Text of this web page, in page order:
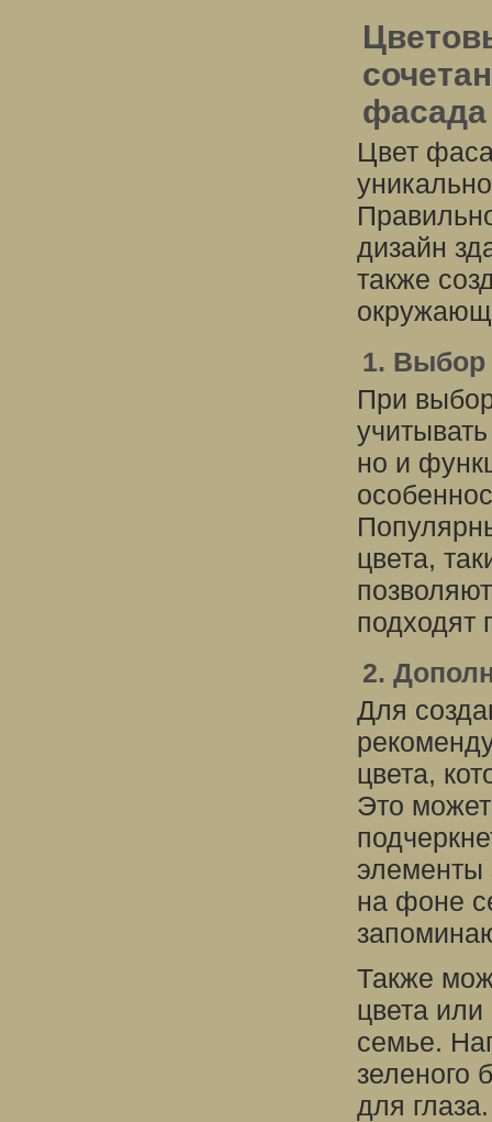
фасада
Цвет
дизайн
также
1. Выбор
При
но и
цвета,
подходят
2.
Для
цвета,
Это
элементы
на фоне
Также
цвета
семье.
зеленого
для глаза.